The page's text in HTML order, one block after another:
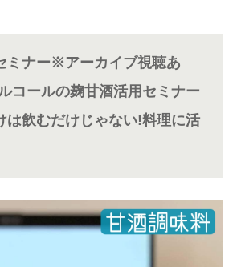
ミナー※アーカイブ視聴あ
コールの麹甘酒活用セミナー
は飲むだけじゃない!料理に活